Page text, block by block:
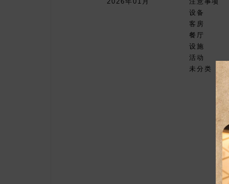
设备
客房
餐厅
设施
活动
未分类